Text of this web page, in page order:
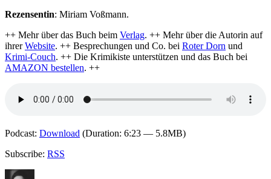
Rezensentin: Miriam Voßmann.
++ Mehr über das Buch beim Verlag. ++ Mehr über die Autorin auf
ihrerWebsite. ++ Besprechungen und Co. bei Roter Dorn und
Krimi-Couch. ++ Die Krimikiste unterstützen und das Buch bei
AMAZON bestellen. ++
Podcast: Download (Duration: 6:23 — 5.8MB)
Subscribe: RSS